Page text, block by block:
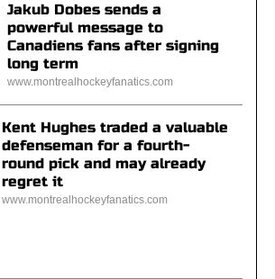
Jakub Dobes sends a
powerful message to
Canadiens fans after signing
long term
www.montrealhockeyfanatics.com
Kent Hughes traded a valuable
defenseman for a fourth-
round pick and may already
regret it
www.montrealhockeyfanatics.com